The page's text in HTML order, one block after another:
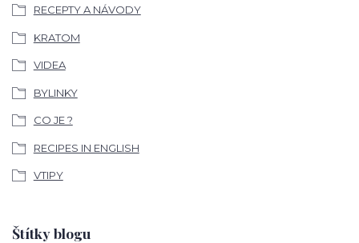
RECEPTY A NÁVODY
KRATOM
VIDEA
BYLINKY
CO JE ?
RECIPES IN ENGLISH
VTIPY
Štítky blogu